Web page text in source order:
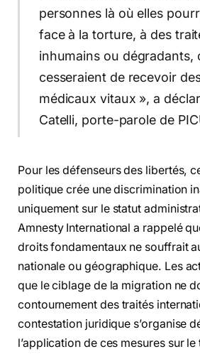
personnes là où elles
face à la torture, à des
inhumains ou dégradants,
cesseraient de recevoir
médicaux vitaux », a
Catelli, porte-parole de
Pour les défenseurs des libertés,
politique crée une discrimination
uniquement sur le statut
Amnesty International a rappelé
droits fondamentaux ne souffrait
nationale ou géographique. Les
que le ciblage de la migration ne
contournement des traités
contestation juridique s’organise
l’application de ces mesures sur le